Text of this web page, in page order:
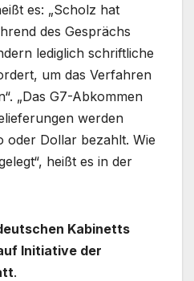
es: „Scholz hat
des Gesprächs
lediglich schriftliche
um das Verfahren
„Das G7-Abkommen
werden
oder Dollar bezahlt. Wie
heißt es in der
Kabinetts
Initiative der
.